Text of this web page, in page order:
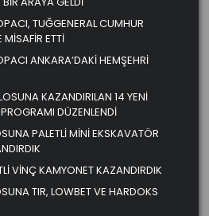
TUĞGENERAL CUMHUR
MİSAFİR ETTİ
ANKARA’DAKİ HEMŞEHRİ
KAZANDIRILAN 14 YENİ
DÜZENLENDİ
PALETLİ MİNİ EKSKAVATÖR
VİNÇ KAMYONET KAZANDIRDIK
TIR, LOWBET VE HARDOKS